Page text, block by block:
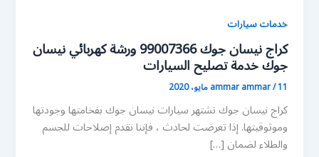
خدمات سيارات
كراج نيسان جوك 99007366 ورشة كهربائي نيسان
جوك خدمة تصليح السيارات
ammar ammar/11 مايو، 2020
كراج نيسان جوك تشتهر سيارات نيسان جوك بفخامتها وجودتها
وموثوقيتها. إذا تعرضت لحادث ، فإننا نقدم إصلاحات للجسم
والطلاء لضمان […]